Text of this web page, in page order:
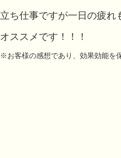
立ち仕事ですが一日の疲れ
オススメです！！！
※お客様の感想であり、効果効能を